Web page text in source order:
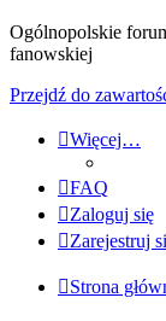
Ogólnopolskie
fanowskiej
Przejdź do
Więcej…
FAQ
Zaloguj się
Zarejestruj
Strona